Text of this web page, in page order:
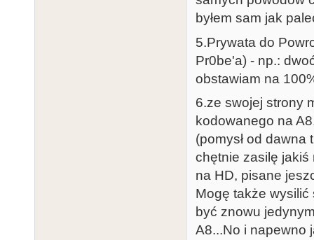
byłem sam jak
5.Prywata do
Pr0be'a) - np.:
obstawiam na
6.ze swojej strony
kodowanego na
(pomysł od dawna
chętnie zasilę
na HD, pisane
Mogę także
być znowu
A8...No i napewno